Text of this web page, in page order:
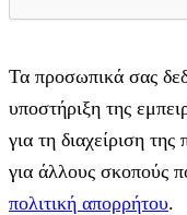
Τα προσωπικά σας
υποστήριξη της
για τη διαχείριση
για άλλους σκοπούς
πολιτική απορρήτου.